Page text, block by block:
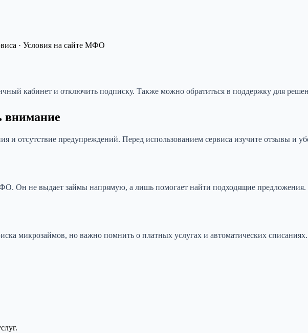
· Условия на сайте МФО
кабинет и отключить подписку. Также можно обратиться в поддержку для
внимание
и отсутствие предупреждений. Перед использованием сервиса изучите отзывы и
Он не выдает займы напрямую, а лишь помогает найти подходящие предложения.
микрозаймов, но важно помнить о платных услугах и автоматических